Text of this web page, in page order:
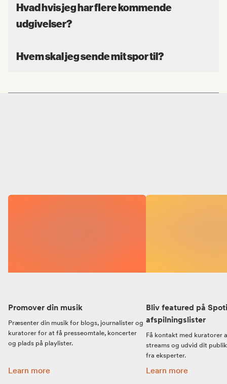
Hvad hvis jeg har flere kommende
udgivelser?
Hvem skal jeg sende mit spor til?
Promover din musik
Præsenter din musik for blogs, journalister og
kuratorer for at få presseomtale, koncerter
og plads på playlister.
Promover din musik:
Learn more
Bliv featured på
afspilningslister
Få kontakt med kuratorer
streams og udvid dit
fra eksperter.
Bliv featured på
Learn more